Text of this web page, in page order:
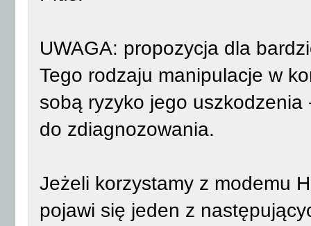
UWAGA: propozycja dla
Tego rodzaju manipulacje w
sobą ryzyko jego
do zdiagnozowania.
Jeżeli korzystamy z modemu
pojawi się jeden z